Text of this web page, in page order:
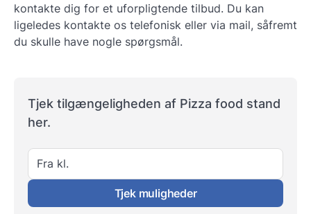
kontakte dig for et uforpligtende tilbud. Du kan
ligeledes kontakte os telefonisk eller via mail, såfremt
du skulle have nogle spørgsmål.
Tjek tilgængeligheden af Pizza food stand
her.
Fra kl.
Tjek muligheder